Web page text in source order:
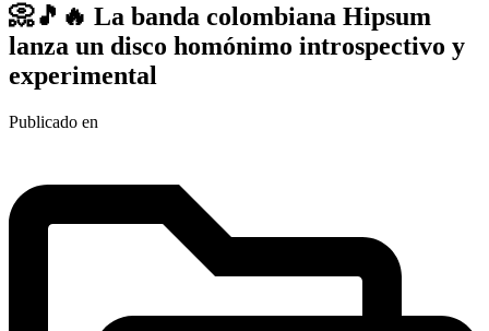
📀🎵🔥 La banda colombiana Hipsum
lanza un disco homónimo introspectivo y
experimental
Publicado en